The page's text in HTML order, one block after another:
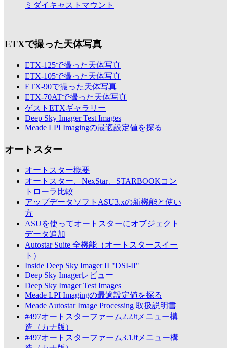
ミダイキャストマウント
ETXで撮った天体写真
ETX-125で撮った天体写真
ETX-105で撮った天体写真
ETX-90で撮った天体写真
ETX-70ATで撮った天体写真
ゲストETXギャラリー
Deep Sky Imager Test Images
Meade LPI Imagingの最適設定値を探る
オートスター
オートスター概要
オートスター、NexStar、STARBOOKコン
トローラ比較
アップデータソフトASU3.xの新機能と使い
方
ASUを使ってオートスターにオブジェクト
データ追加
Autostar Suite 全機能（オートスタースイー
ト）
Inside Deep Sky Imager II "DSI-II"
Deep Sky Imagerレビュー
Deep Sky Imager Test Images
Meade LPI Imagingの最適設定値を探る
Meade Autostar Image Processing 取扱説明書
#497オートスターファーム2.2Jtメニュー構
造（カナ版）
#497オートスターファーム3.1Jfメニュー構